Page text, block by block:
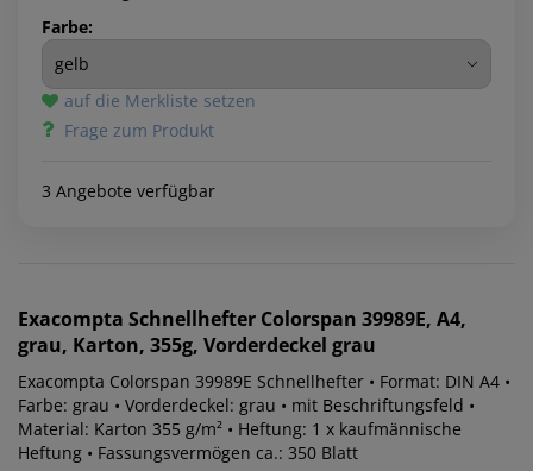
Farbe:
auf die Merkliste setzen
Frage zum Produkt
3 Angebote verfügbar
Exacompta Schnellhefter Colorspan 39989E, A4,
grau, Karton, 355g, Vorderdeckel grau
Exacompta Colorspan 39989E Schnellhefter • Format: DIN A4 •
Farbe: grau • Vorderdeckel: grau • mit Beschriftungsfeld •
Material: Karton 355 g/m² • Heftung: 1 x kaufmännische
Heftung • Fassungsvermögen ca.: 350 Blatt